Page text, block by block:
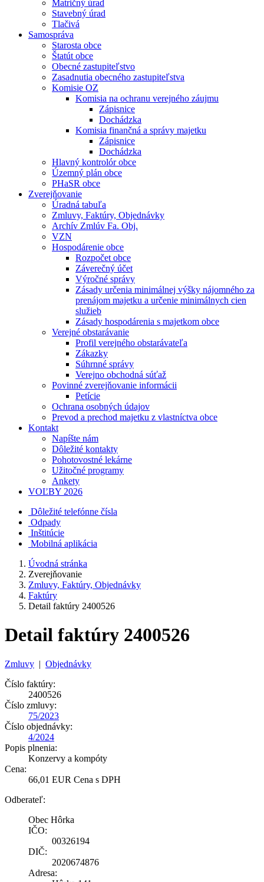
Matričný úrad
Stavebný úrad
Tlačivá
Samospráva
Starosta obce
Štatút obce
Obecné zastupiteľstvo
Zasadnutia obecného zastupiteľstva
Komisie OZ
Komisia na ochranu verejného záujmu
Zápisnice
Dochádzka
Komisia finančná a správy majetku
Zápisnice
Dochádzka
Hlavný kontrolór obce
Územný plán obce
PHaSR obce
Zverejňovanie
Úradná tabuľa
Zmluvy, Faktúry, Objednávky
Archív Zmlúv Fa. Obj.
VZN
Hospodárenie obce
Rozpočet obce
Záverečný účet
Výročné správy
Zásady určenia minimálnej výšky nájomného za
prenájom majetku a určenie minimálnych cien
služieb
Zásady hospodárenia s majetkom obce
Verejné obstarávanie
Profil verejného obstarávateľa
Zákazky
Súhrnné správy
Verejno obchodná súťaž
Povinné zverejňovanie informácii
Petície
Ochrana osobných údajov
Prevod a prechod majetku z vlastníctva obce
Kontakt
Napíšte nám
Dôležité kontakty
Pohotovostné lekárne
Užitočné programy
Ankety
VOĽBY 2026
Dôležité telefónne čísla
Odpady
Inštitúcie
Mobilná aplikácia
Úvodná stránka
Zverejňovanie
Zmluvy, Faktúry, Objednávky
Faktúry
Detail faktúry 2400526
Detail faktúry 2400526
Zmluvy | Objednávky
Číslo faktúry:
2400526
Číslo zmluvy:
75/2023
Číslo objednávky:
4/2024
Popis plnenia:
Konzervy a kompóty
Cena:
66,01 EUR Cena s DPH
Odberateľ:
Obec Hôrka
IČO:
00326194
DIČ:
2020674876
Adresa: